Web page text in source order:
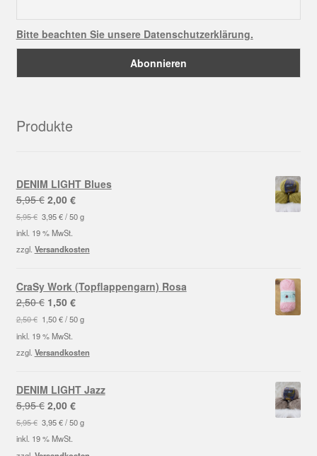
Bitte beachten Sie unsere Datenschutzerklärung.
Produkte
DENIM LIGHT Blues
5,95€ Ursprünglicher
Preis
war:
5,95 €
2,00 €Aktueller
Preis
2,00 €.
5,95€ 3,95€/50 g
inkl. 19 % MwSt.
zzgl. Versandkosten
CraSy Work (Topflappengarn) Rosa
2,50€ Ursprünglicher
Preis
war:
2,50 €
1,50 €Aktueller
Preis
1,50 €.
2,50€ 1,50€/50 g
inkl. 19 % MwSt.
zzgl. Versandkosten
DENIM LIGHT Jazz
5,95€ Ursprünglicher
Preis
war:
5,95 €
2,00 €Aktueller
Preis
2,00 €.
5,95€ 3,95€/50 g
inkl. 19 % MwSt.